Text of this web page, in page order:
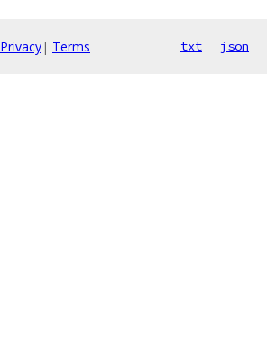
Privacy| Terms txt json